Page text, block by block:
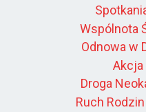
Wspólnota
Odnowa w
Akcja
Droga
Ruch